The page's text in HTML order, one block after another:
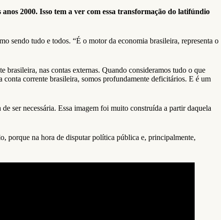
2000. Isso tem a ver com essa transformação do latifúndio
sendo tudo e todos. “É o motor da economia brasileira, representa o
nas contas externas. Quando consideramos tudo o que
conta corrente brasileira, somos profundamente deficitários. E é um
ser necessária. Essa imagem foi muito construída a partir daquela
porque na hora de disputar política pública e, principalmente,